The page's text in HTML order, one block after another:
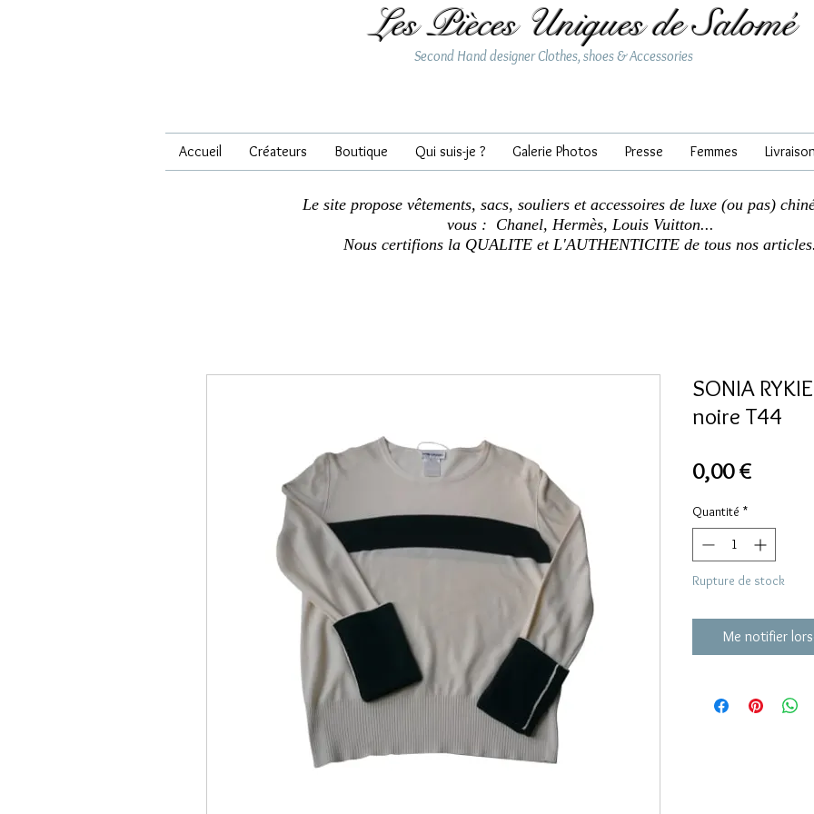
Les Pièces Uniques de Salomé
Second Hand designer Clothes, shoes & Accessories
Accueil Créateurs Boutique Qui suis-je ? Galerie Photos Presse Femmes
Le site propose vêtements, sacs, souliers et accessoires de luxe (ou pas)
vous : Chanel, Hermès, Louis Vuitton...
Nous certifions la QUALITE et L'AUTHENTICITE de tous nos articles.
SONIA
noire T44
0,00 €
Quantité *
Rupture de stock
Me notifier